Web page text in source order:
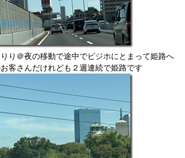
り＠夜の移動で途中でビジホにとまって姫路へ
客さんだけれども２週連続で姫路です